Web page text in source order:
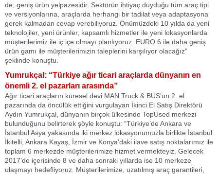
de; geniş ürün yelpazesidir. Sektörün ihtiyaç duyduğu tüm araç tipi
ve versiyonlarına, araçlarda herhangi bir tadilat veya adaptasyona
gerek kalmadan cevap verebiliyoruz. Önümüzdeki 10 yılda da yeni
teknolojiler, yeni ürünler, kapsamlı hizmetler ile yeni lokasyonlarda
müşterilerimiz ile iç içe olmayı planlıyoruz. EURO 6 ile daha geniş
ürün gamı ile müşterilerimizin taleplerini karşılıyor olacağız”
şeklinde konuştu.
Yumrukçal: “Türkiye ağır ticari araçlarda dünyanın en
önemli 2. el pazarları arasında”
Ağır ticari araçların küresel devi MAN Truck & BUS’un 2. el
pazarında da öncülük ettiğini vurgulayan İkinci El Satış Direktörü
Aydın Yumrukçal, dünyanın birçok ülkesinde TopUsed merkezi
bulunduğunu belirterek şöyle konuştu: “Türkiye’de Ankara ve
İstanbul Asya yakasında iki merkez lokasyonumuzla birlikte İstanbul
İkitelli, Ankara Kayaş, İzmir ve Konya’daki ilave satış noktalarımız ile
toplam 6 merkezde müşterilerimize hizmet vermekteyiz. Gelecek
2017’de içerisinde 8 ve daha sonraki yıllarda ise 10 merkeze
ulaşmayı hedefliyoruz. Müşterilerimize, uzatılmış araç garantileri,